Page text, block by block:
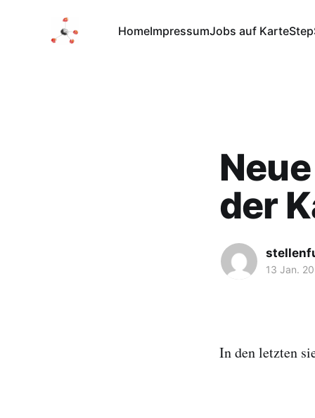
HomeImpressumJobs auf Karte
der
13 Jan.
In den letzten